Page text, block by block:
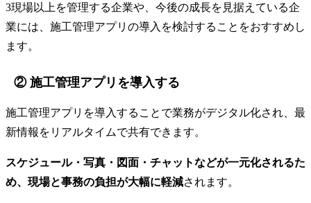
3現場以上を管理する企業や、今後の成長を見据えている企
業には、施工管理アプリの導入を検討することをおすすめし
ます。
② 施工管理アプリを導入する
施工管理アプリを導入することで業務がデジタル化され、最
新情報をリアルタイムで共有できます。
スケジュール・写真・図面・チャットなどが一元化されるた
め、現場と事務の負担が大幅に軽減されます。